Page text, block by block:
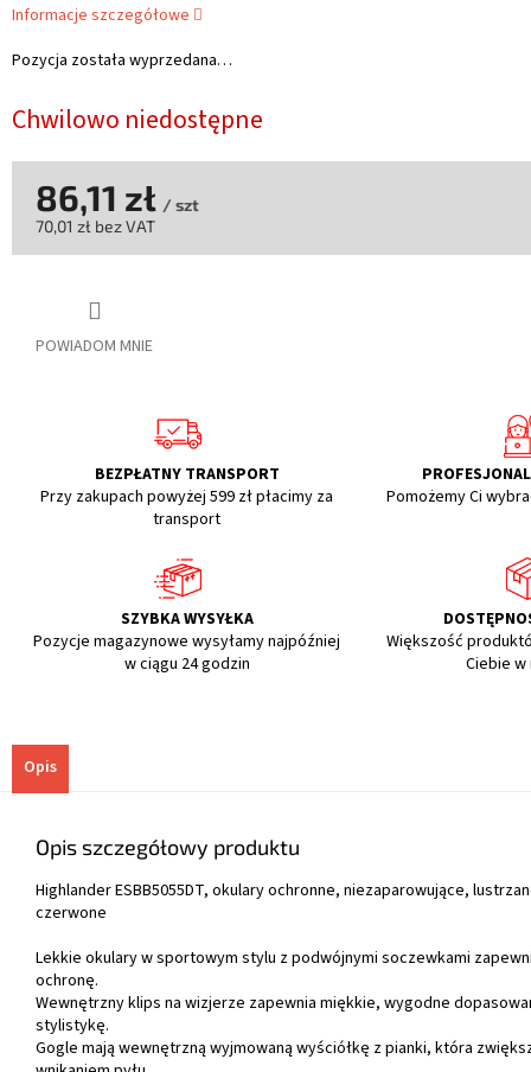
Chwilowo niedostępne
Pozycja została wyprzedana…
Informacje szczegółowe
POWIADOM MNIE
86,11 zł / szt
70,01 zł bez VAT
BEZPŁATNY TRANSPORT
Przy zakupach powyżej 599 zł płacimy za
transport
Pomożemy Ci
SZYBKA WYSYŁKA
Pozycje magazynowe wysyłamy najpóźniej
w ciągu 24 godzin
Większość
Ciebie
Opis
Opis szczegółowy produktu
Highlander ESBB5055DT, okulary ochronne, niezaparowujące,
czerwone
Lekkie okulary w sportowym stylu z podwójnymi soczewkami
ochronę.
Wewnętrzny klips na wizjerze zapewnia miękkie, wygodne
stylistykę.
Gogle mają wewnętrzną wyjmowaną wyściółkę z pianki, która